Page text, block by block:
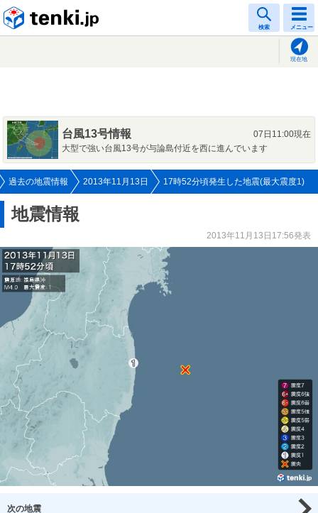
検索 メニュー
現在地
台風13号情報
07日11:00現在
大型で強い台風13号が与論島付近を西に進んでいます
過去の地震情報 2013年11月13日 17時52分頃発生した地震(最大震度1)
地震情報
2013年11月13日17:56発表
次の地震